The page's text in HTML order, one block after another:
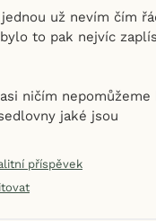
už nevím čím
to pak nejvíc
ničím nepomůžeme
jaké jsou
příspěvek